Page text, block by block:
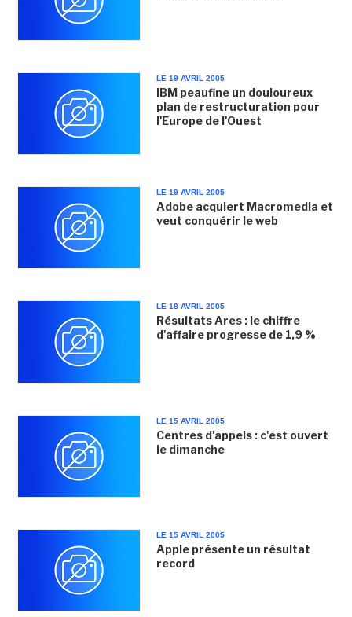
LE 19 AVRIL 2005
IBM peaufine un douloureux
plan de restructuration pour
l'Europe de l'Ouest
LE 19 AVRIL 2005
Adobe acquiert Macromedia et
veut conquérir le web
LE 18 AVRIL 2005
Résultats Ares : le chiffre
d'affaire progresse de 1,9 %
LE 15 AVRIL 2005
Centres d'appels : c'est ouvert
le dimanche
LE 15 AVRIL 2005
Apple présente un résultat
record